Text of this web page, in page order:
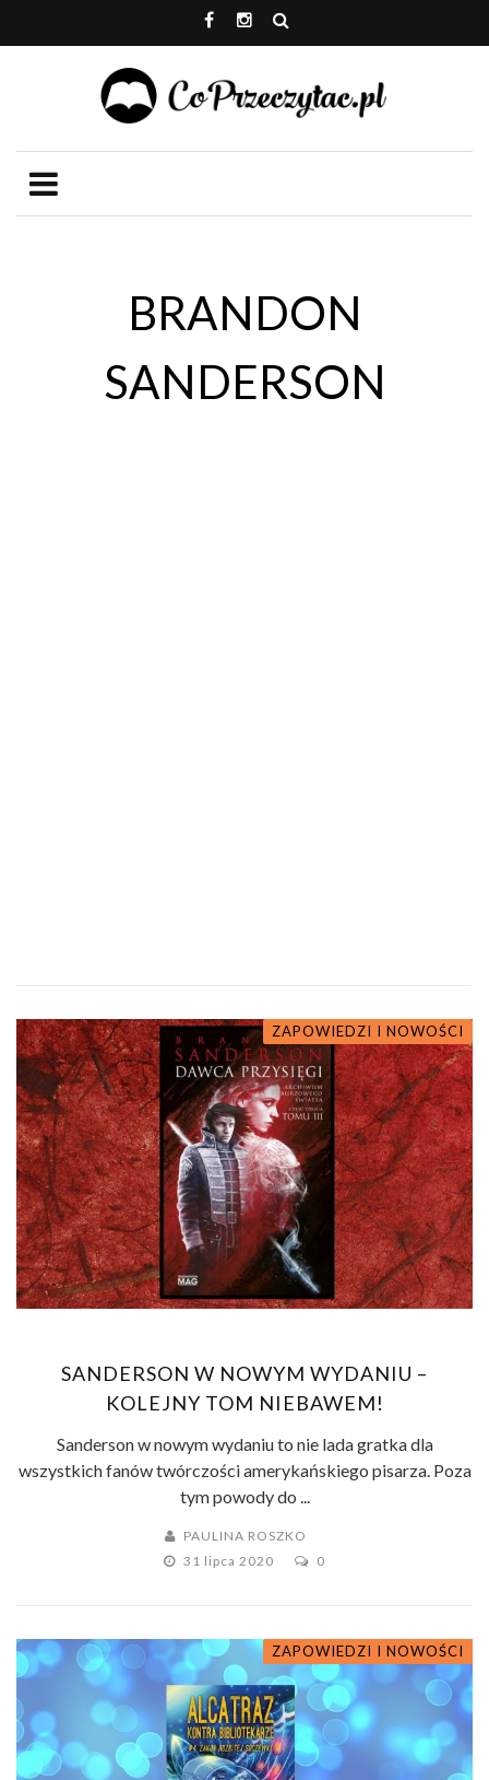
BRANDON
SANDERSON
ZAPOWIEDZI I NOWOŚCI
SANDERSON W NOWYM WYDANIU –
KOLEJNY TOM NIEBAWEM!
Sanderson w nowym wydaniu to nie lada gratka dla
wszystkich fanów twórczości amerykańskiego pisarza. Poza
tym powody do ...
PAULINA ROSZKO
31 lipca 2020
0
ZAPOWIEDZI I NOWOŚCI